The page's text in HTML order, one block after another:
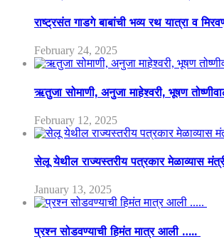
राष्ट्रसंत गाडगे बाबांची भव्य रथ यात्रा व
February 24, 2025
ऋतुजा सोमाणी, अनुजा माहेश्वरी, भूषण
February 12, 2025
सेलू येथील राज्यस्तरीय पत्रकार मेळाव्यास
January 13, 2025
प्रश्न सोडवण्याची हिमंत मात्र आली …..